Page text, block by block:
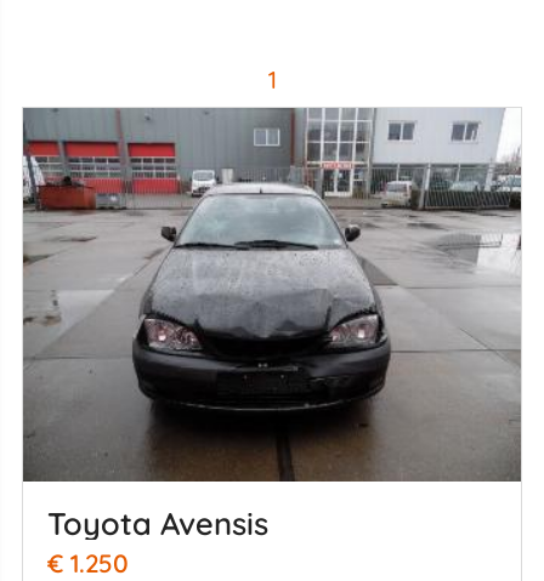
1
Toyota Avensis
€ 1.250